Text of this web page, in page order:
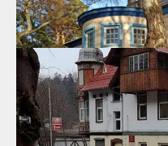
20.07.2020
Вилла "Зор",
Вилла "Sohr", построенная в
года в Раушене
времена.
07.07.2020